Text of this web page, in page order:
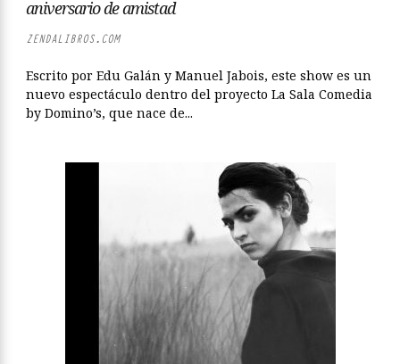
aniversario de amistad
ZENDALIBROS.COM
Escrito por Edu Galán y Manuel Jabois, este show es un
nuevo espectáculo dentro del proyecto La Sala Comedia
by Domino’s, que nace de...